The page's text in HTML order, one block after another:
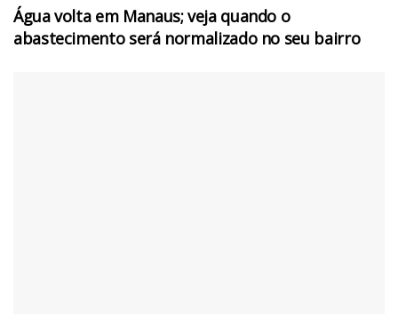
Água volta em Manaus; veja quando o
abastecimento será normalizado no seu bairro